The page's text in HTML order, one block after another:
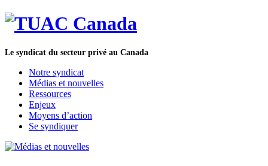
Le syndicat du secteur privé au Canada
Notre syndicat
Médias et nouvelles
Ressources
Enjeux
Moyens d’action
Se syndiquer